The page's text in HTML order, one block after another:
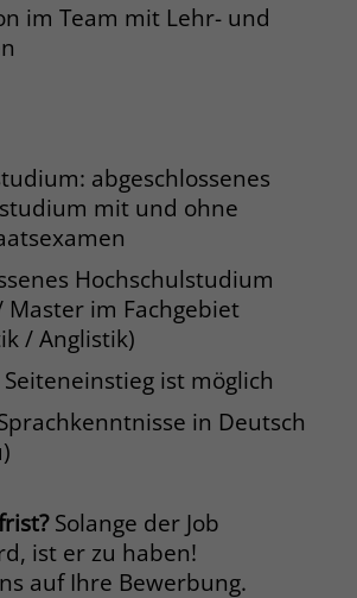
im Team mit Lehr- und
abgeschlossenes
mit und ohne
Hochschulstudium
Master im Fachgebiet
/ Anglistik)
ist möglich
in Deutsch
Solange der Job
ist er zu haben!
auf Ihre Bewerbung.